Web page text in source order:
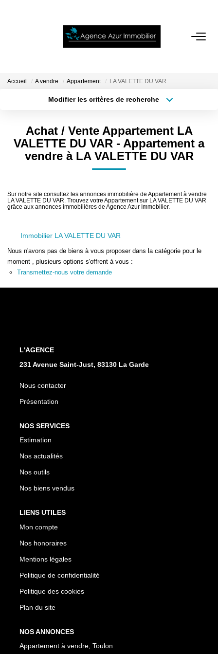
ACCUEIL
VENTES
NOTRE AGENCE
CONTACT
Accueil A vendre Appartement LA VALETTE DU VAR
Modifier les critères de recherche
Surface min Budget max
Plus de critères Créer une alerte
Achat / Vente Appartement LA
VALETTE DU VAR - Appartement a
vendre à LA VALETTE DU VAR
Sur notre site consultez les annonces immobilière de Appartement à vendre
LA VALETTE DU VAR. Trouvez votre Appartement sur LA VALETTE DU VAR
grâce aux annonces immobilières de Agence Azur Immobilier.
Immobilier LA VALETTE DU VAR
Nous n'avons pas de biens à vous proposer dans la catégorie pour le
moment , plusieurs options s'offrent à vous :
Transmettez-nous votre demande
L'AGENCE
231 Avenue Saint-Just, 83130 La Garde
Nous contacter
Présentation
NOS SERVICES
Estimation
Nos actualités
Nos outils
Nos biens vendus
LIENS UTILES
Mon compte
Nos honoraires
Mentions légales
Politique de confidentialité
Politique des cookies
Plan du site
NOS ANNONCES
Appartement à vendre, Toulon